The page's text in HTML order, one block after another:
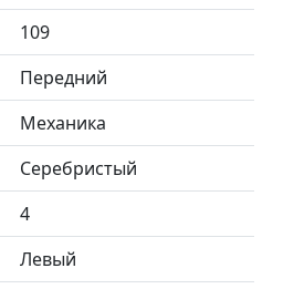
109
Передний
Механика
Серебристый
4
Левый